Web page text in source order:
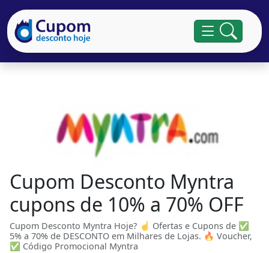
Cupom Desconto Myntra
cupons de 10% a 70% OFF
Cupom Desconto Myntra Hoje? ☝ Ofertas e Cupons de ✅
5% a 70% de DESCONTO em Milhares de Lojas. 🔥 Voucher,
✅ Código Promocional Myntra